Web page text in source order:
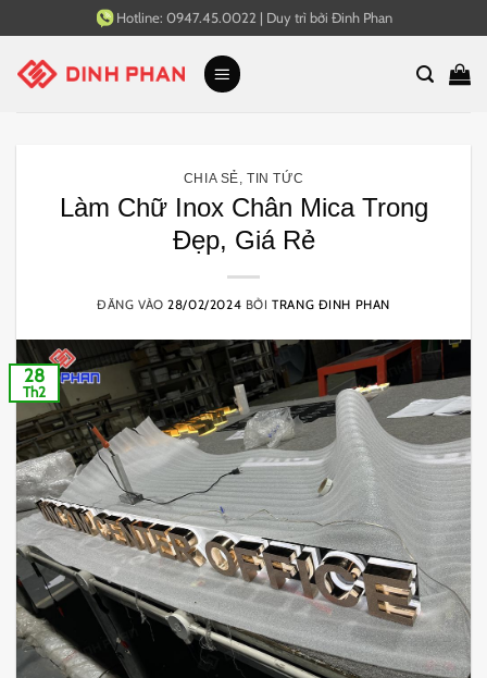
qua
nội
Hotline: 0947.45.0022 | Duy trì bởi Đinh Phan
CHIA SẺ ,TIN TỨC
Làm Chữ Inox Chân Mica Trong
Đẹp, Giá Rẻ
ĐĂNG VÀO28/02/2024 BỞITRANG ĐINH PHAN
28
Th2